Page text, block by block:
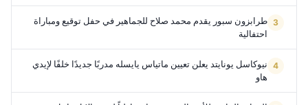
طرابزون سبور يقدم محمد صلاح للجماهير في حفل توقيع ومباراة
احتفالية
نيوكاسل يونايتد يعلن تعيين ماتياس يايسله مدربًا جديدًا خلفًا لإيدي
هاو